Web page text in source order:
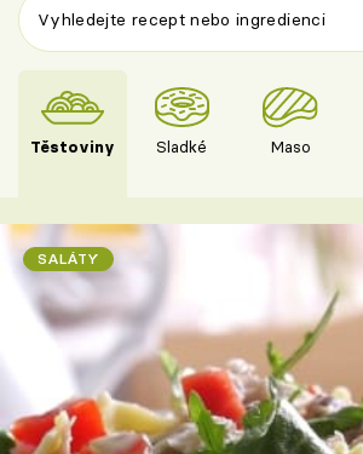
Těstoviny Sladké Maso
SALÁTY